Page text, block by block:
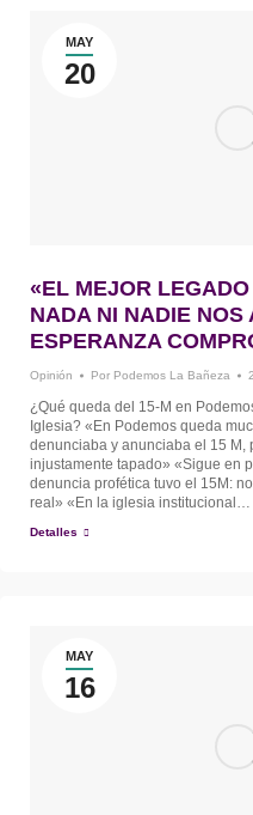
MAY
20
«EL MEJOR
NADA NI NADIE NOS
ESPERANZA
Opinión Por Podemos La Bañeza
¿Qué queda del 15-M en
Iglesia? «En Podemos queda
denunciaba y anunciaba el 15 M,
injustamente tapado» «Sigue en
denuncia profética tuvo el 15M:
real» «En la iglesia institucional…
Detalles
MAY
16